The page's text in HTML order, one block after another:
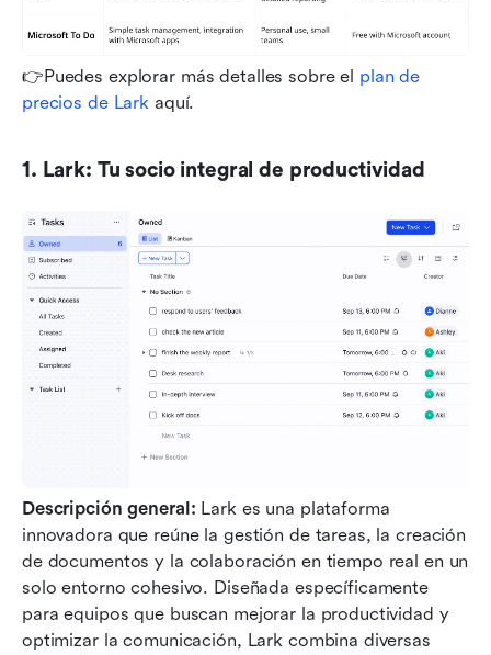
👉Puedes explorar más detalles sobre el plan de
precios de Lark aquí.
1. Lark: Tu socio integral de productividad
Descripción general: Lark es una plataforma
innovadora que reúne la gestión de tareas, la creación
de documentos y la colaboración en tiempo real en un
solo entorno cohesivo. Diseñada específicamente
para equipos que buscan mejorar la productividad y
optimizar la comunicación, Lark combina diversas